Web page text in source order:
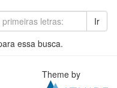
Ir
essa busca.
Theme by